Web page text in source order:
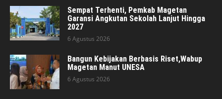
Sempat Terhenti, Pemkab Magetan
Garansi Angkutan Sekolah Lanjut Hingga
2027
6 Agustus 2026
Bangun Kebijakan Berbasis Riset,Wabup
Magetan Manut UNESA
6 Agustus 2026